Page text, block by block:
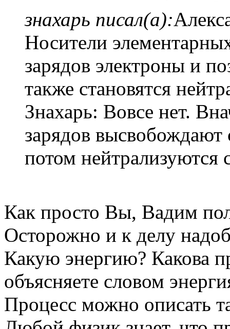
знахарь писал(а):
Носители
зарядов электроны и
также становятся
Знахарь: Вовсе нет.
зарядов
потом нейтрализуются
Как просто Вы, Вадим
Осторожно и к делу
Какую энергию? Какова
объясняете словом
Процесс можно описать